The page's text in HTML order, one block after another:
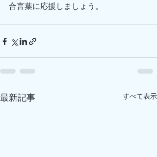
合言葉に応援しましょう。
最新記事 すべて表示